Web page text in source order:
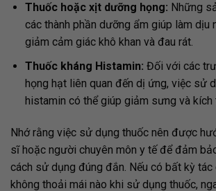
Thuốc hoặc xịt dưỡng họng: Những
các thành phần dưỡng ẩm giúp làm dịu
giảm cảm giác khô khan và đau rát.
Thuốc kháng Histamin: Đối với các
họng hạt liên quan đến dị ứng, việc sử
histamin có thể giúp giảm sưng và kích
Nhớ rằng việc sử dụng thuốc nên được
sĩ hoặc người chuyên môn y tế để đảm
cách sử dụng đúng đắn. Nếu có bất kỳ
không thoải mái nào khi sử dụng thuốc,